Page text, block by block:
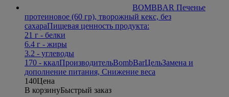
BOMBBAR Печенье
протеиновое (60 гр), творожный кекс, без
сахараПищевая ценность продукта:
21 г - белки
6.4 г - жиры
3.2 - углеводы
170 - ккалПроизводительBombBarЦельЗамена и
дополнение питания, Снижение веса
140Цена
В корзинуБыстрый заказ